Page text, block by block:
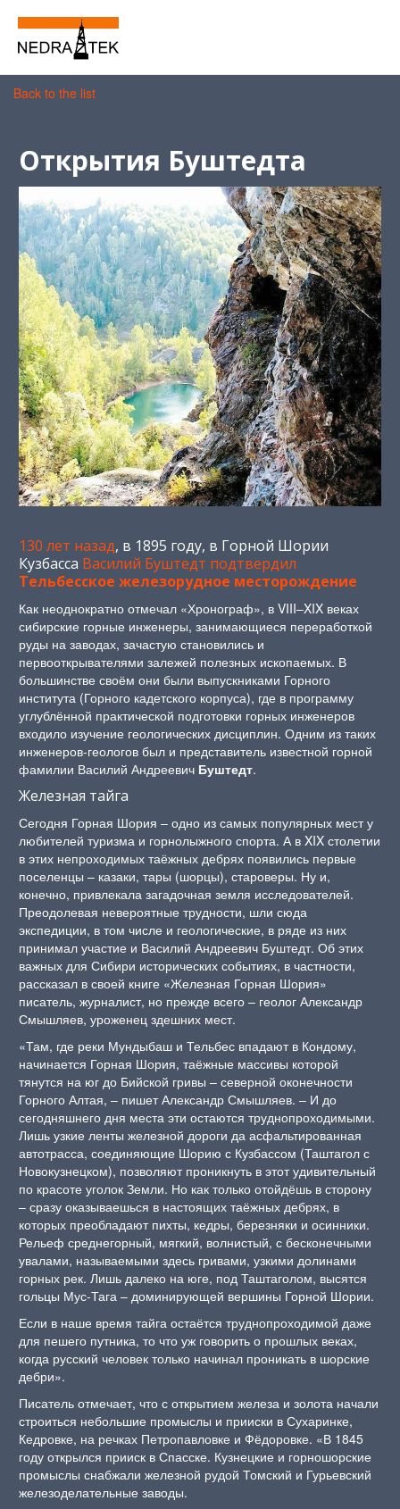
Back to the list
Открытия Буштедта
130 лет назад, в 1895 году, в Горной Шории
Кузбасса Василий Буштедт подтвердил
Тельбесское железорудное месторождение
Как неоднократно отмечал «Хронограф», в VIII–XIX веках
сибирские горные инженеры, занимающиеся переработкой
руды на заводах, зачастую становились и
первооткрывателями залежей полезных ископаемых. В
большинстве своём они были выпускниками Горного
института (Горного кадетского корпуса), где в программу
углублённой практической подготовки горных инженеров
входило изучение геологических дисциплин. Одним из таких
инженеров-геологов был и представитель известной горной
фамилии Василий Андреевич Буштедт.
Железная тайга
Сегодня Горная Шория – одно из самых популярных мест у
любителей туризма и горнолыжного спорта. А в XIX столетии
в этих непроходимых таёжных дебрях появились первые
поселенцы – казаки, тары (шорцы), староверы. Ну и,
конечно, привлекала загадочная земля исследователей.
Преодолевая невероятные трудности, шли сюда
экспедиции, в том числе и геологические, в ряде из них
принимал участие и Василий Андреевич Буштедт. Об этих
важных для Сибири исторических событиях, в частности,
рассказал в своей книге «Железная Горная Шория»
писатель, журналист, но прежде всего – геолог Александр
Смышляев, уроженец здешних мест.
«Там, где реки Мундыбаш и Тельбес впадают в Кондому,
начинается Горная Шория, таёжные массивы которой
тянутся на юг до Бийской гривы – северной оконечности
Горного Алтая, – пишет Александр Смышляев. – И до
сегодняшнего дня места эти остаются труднопроходимыми.
Лишь узкие ленты железной дороги да асфальтированная
автотрасса, соединяющие Шорию с Кузбассом (Таштагол с
Новокузнецком), позволяют проникнуть в этот удивительный
по красоте уголок Земли. Но как только отойдёшь в сторону
– сразу оказываешься в настоящих таёжных дебрях, в
которых преобладают пихты, кедры, березняки и осинники.
Рельеф среднегорный, мягкий, волнистый, с бесконечными
увалами, называемыми здесь гривами, узкими долинами
горных рек. Лишь далеко на юге, под Таштаголом, высятся
гольцы Мус-Тага – доминирующей вершины Горной Шории.
Если в наше время тайга остаётся труднопроходимой даже
для пешего путника, то что уж говорить о прошлых веках,
когда русский человек только начинал проникать в шорские
дебри».
Писатель отмечает, что с открытием железа и золота начали
строиться небольшие промыслы и прииски в Сухаринке,
Кедровке, на речках Петропавловке и Фёдоровке. «В 1845
году открылся прииск в Спасске. Кузнецкие и горношорские
промыслы снабжали железной рудой Томский и Гурьевский
железоделательные заводы.